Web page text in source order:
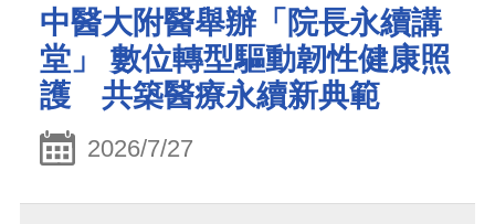
中醫大附醫舉辦「院長永續講
堂」 數位轉型驅動韌性健康照
護 共築醫療永續新典範
2026/7/27